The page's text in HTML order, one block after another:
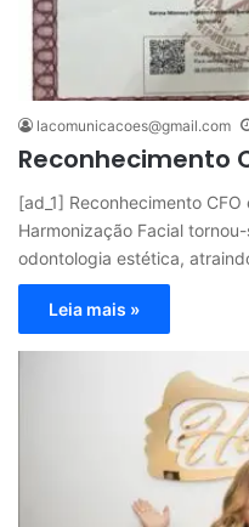
lacomunicacoes@gmail.com
Reconhecimento
[ad_1] Reconhecimento
Harmonização Facial
odontologia estética,
Leia mais »